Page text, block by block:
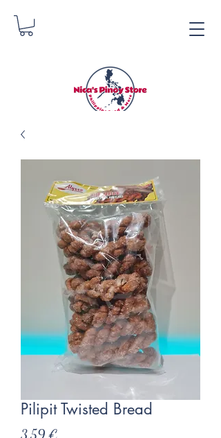
Nica's Pinoy Store
Danica Zimmermann
Pilipit Twisted Bread